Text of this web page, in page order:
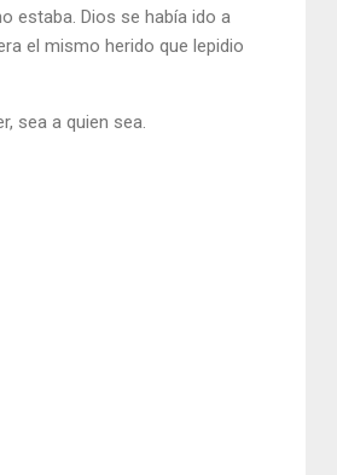
estaba. Dios se había ido a
el mismo herido que lepidio
sea a quien sea.